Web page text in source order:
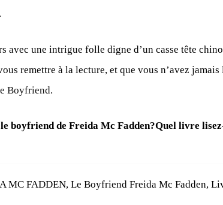
avec une intrigue folle digne d’un casse tête
remettre à la lecture, et que vous n’avez
Boyfriend.
boyfriend de Freida Mc Fadden?Quel livre
MC FADDEN, Le Boyfriend Freida Mc Fadden,